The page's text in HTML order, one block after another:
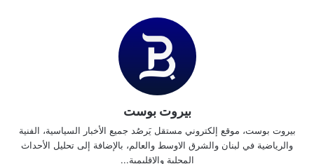
بشكل متفرق على المرتفعات الشمالية.
الأربعاء: غائم جزئيا مع ضباب على المرتفعات وارتفاع في درجات
الحرارة والتي تكون فوق معدلاتها بخاصة في المناطق الجبلية
والداخلية مع نسبة رطوبة مرتفعة على الساحل مما يزيد من الشعور
بالحر.
بيروت بوست
بيروت بوست، موقع إلكتروني مستقل يَرصُد جميع الأخبار السياسية، الفنية
والرياضية في لبنان والشرق الاوسط والعالم، بالإضافة إلى تحليل الأحداث
المحلية والإقليمية...